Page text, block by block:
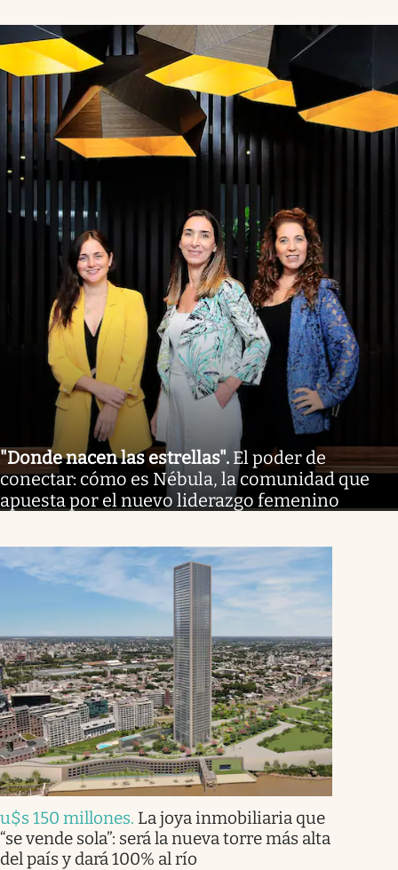
"Donde nacen las estrellas". El poder de
conectar: cómo es Nébula, la comunidad que
apuesta por el nuevo liderazgo femenino
u$s 150 millones. La joya inmobiliaria que
“se vende sola”: será la nueva torre más alta
del país y dará 100% al río